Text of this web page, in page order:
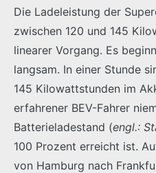
Die Ladeleistung der
zwischen 120 und 145
linearer Vorgang. Es
langsam. In einer Stunde
145 Kilowattstunden im
erfahrener BEV-Fahrer
Batterieladestand (engl.:
100 Prozent erreicht ist.
von Hamburg nach